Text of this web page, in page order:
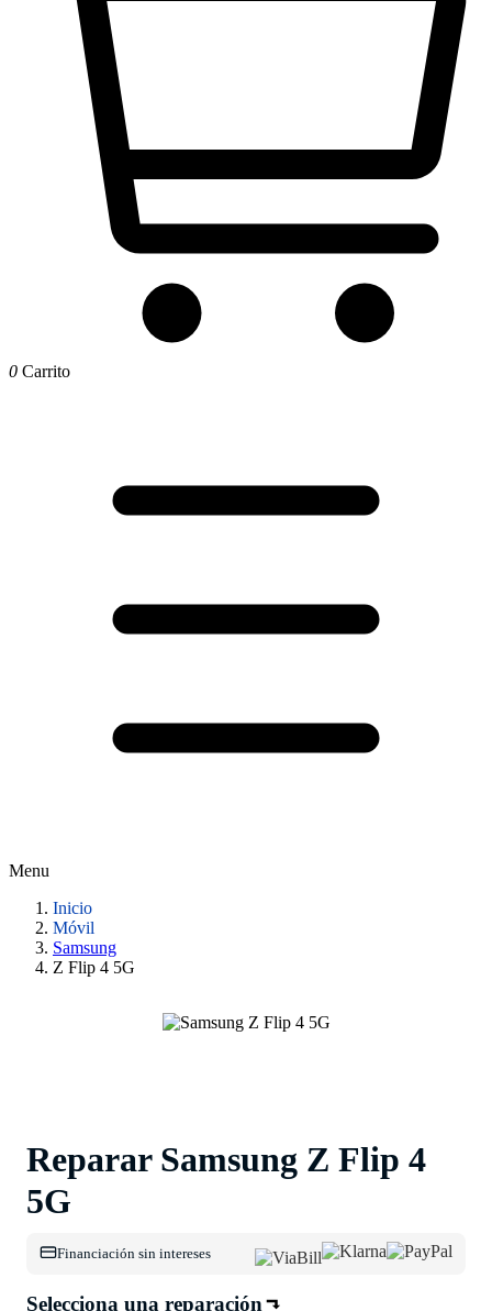
0 Carrito
Menu
Inicio
Móvil
Samsung
Z Flip 4 5G
Reparar Samsung Z Flip 4
5G
Financiación sin intereses
Selecciona una reparación